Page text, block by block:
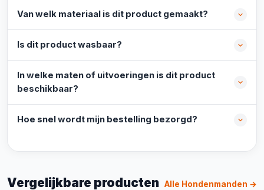
Van welk materiaal is dit product gemaakt?
Is dit product wasbaar?
In welke maten of uitvoeringen is dit product
beschikbaar?
Hoe snel wordt mijn bestelling bezorgd?
Vergelijkbare producten Alle Hondenmanden →